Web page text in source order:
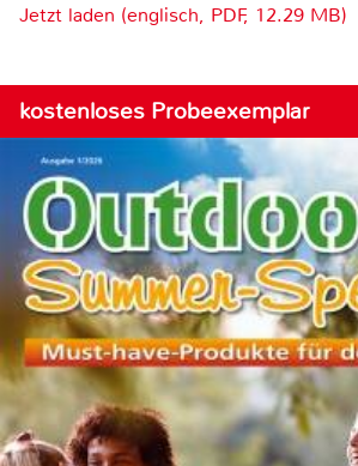
Jetzt laden (englisch, PDF, 12.29 MB)
kostenloses Probeexemplar